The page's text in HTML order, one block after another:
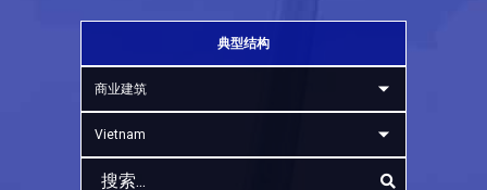
典型结构
商业建筑
Vietnam